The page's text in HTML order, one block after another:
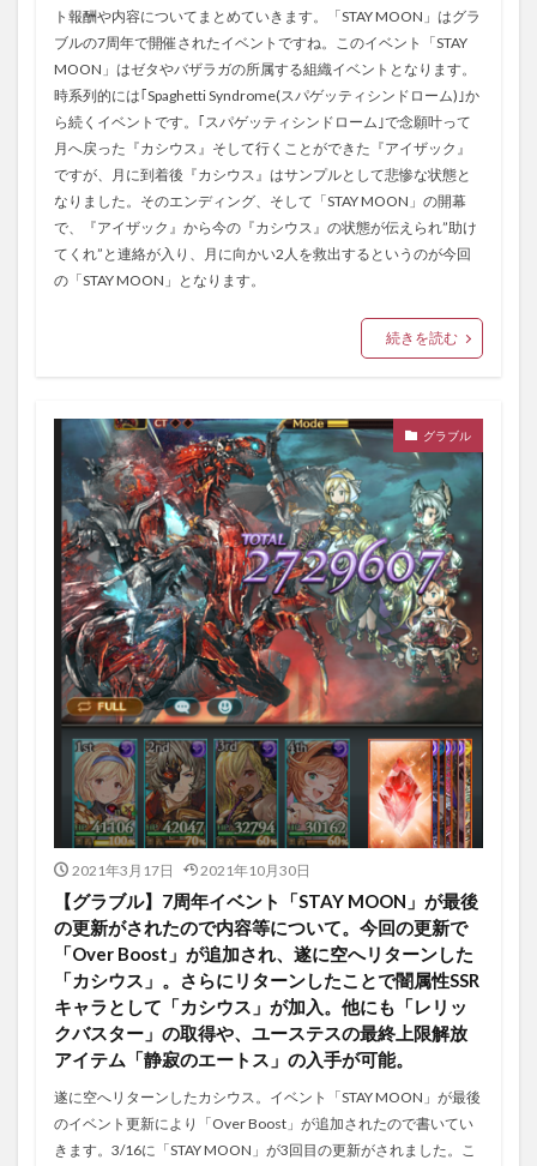
ト報酬や内容についてまとめていきます。「STAY MOON」はグラ
ブルの7周年で開催されたイベントですね。このイベント「STAY
MOON」はゼタやバザラガの所属する組織イベントとなります。
時系列的には｢Spaghetti Syndrome(スパゲッティシンドローム)｣か
ら続くイベントです。｢スパゲッティシンドローム｣で念願叶って
月へ戻った『カシウス』そして行くことができた『アイザック』
ですが、月に到着後『カシウス』はサンプルとして悲惨な状態と
なりました。そのエンディング、そして「STAY MOON」の開幕
で、『アイザック』から今の『カシウス』の状態が伝えられ”助け
てくれ”と連絡が入り、月に向かい2人を救出するというのが今回
の「STAY MOON」となります。
続きを読む
グラブル
2021年3月17日 2021年10月30日
【グラブル】7周年イベント「STAY MOON」が最後
の更新がされたので内容等について。今回の更新で
「Over Boost」が追加され、遂に空へリターンした
「カシウス」。さらにリターンしたことで闇属性SSR
キャラとして「カシウス」が加入。他にも「レリッ
クバスター」の取得や、ユーステスの最終上限解放
アイテム「静寂のエートス」の入手が可能。
遂に空へリターンしたカシウス。イベント「STAY MOON」が最後
のイベント更新により「Over Boost」が追加されたので書いてい
きます。3/16に「STAY MOON」が3回目の更新がされました。こ